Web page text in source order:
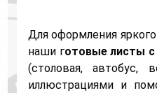
Для оформления
наши готовые листы с
(столовая,
иллюстрациями и